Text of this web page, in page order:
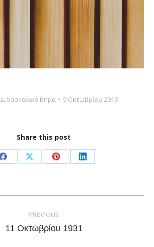
Διδασκαλικό Βήμα 9 Οκτωβρίου 2019
Share this post
Share
Facebook
Share
X
Share
Pinterest
Share
LinkedIn
PREVIOUS
Previous
11 Οκτωβρίου 1931